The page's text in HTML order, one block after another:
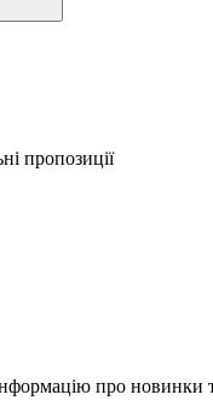
пропозиції
про новинки